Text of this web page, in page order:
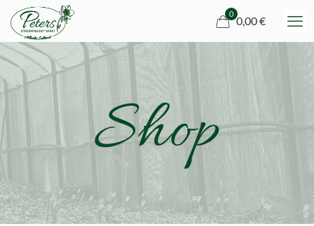
0
0,00 €
Shop